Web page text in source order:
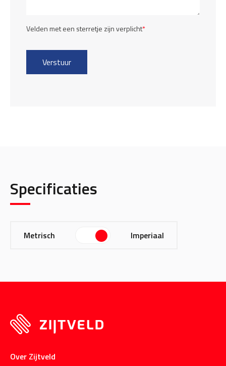
Velden met een sterretje zijn verplicht*
Specificaties
Metrisch Imperiaal
Over Zijtveld